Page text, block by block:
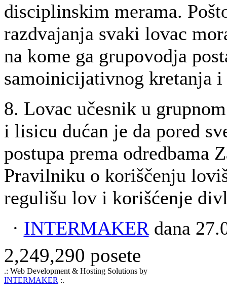
disciplinskim merama.
razdvajanja svaki lovac
na kome ga grupovodja
samoinicijativnog kretanja i
8. Lovac učesnik u
i lisicu dućan je da pored
postupa prema odredbama
Pravilniku o koriščenju
regulišu lov i korišćenje
· INTERMAKERdana
2,249,290 posete
.: Web Development & Hosting Solutions by
INTERMAKER :.